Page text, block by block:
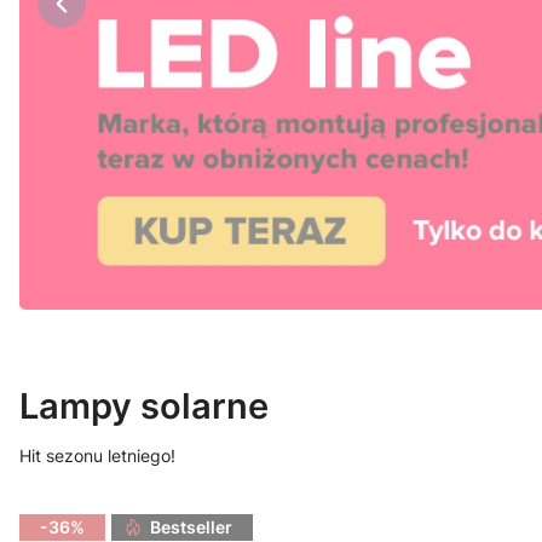
Lampy solarne
Hit sezonu letniego!
-36% Bestseller